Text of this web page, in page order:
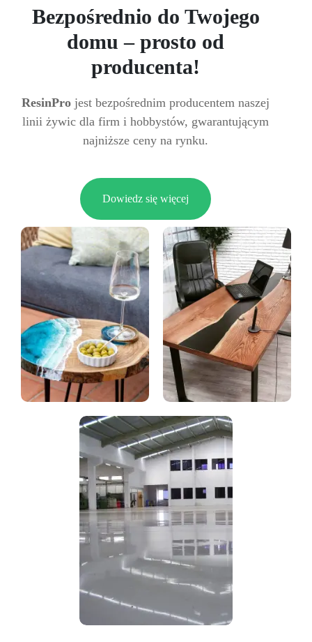
Bezpośrednio do Twojego
domu – prosto od
producenta!
ResinPro jest bezpośrednim producentem naszej
linii żywic dla firm i hobbystów, gwarantującym
najniższe ceny na rynku.
Dowiedz się więcej